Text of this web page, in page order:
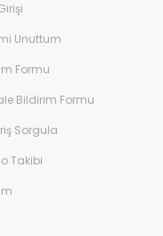
Unuttum
Formu
Bildirim Formu
Sorgula
Takibi